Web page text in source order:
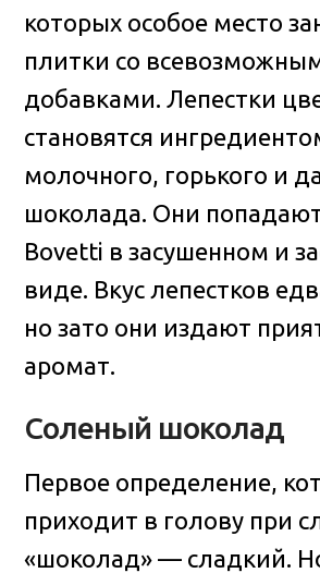
которых особое место
плитки со
добавками. Лепестки
становятся
молочного, горького и
шоколада. Они
Bovetti в засушенном и
виде. Вкус лепестков
но зато они издают
аромат.
Соленый шоколад
Первое определение,
приходит в голову при
«шоколад» — сладкий.